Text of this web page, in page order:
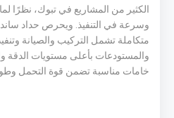
الكثير من المشاريع في تبوك، نظرًا
وسرعة في التنفيذ. ويحرص حداد
متكاملة تشمل التركيب والصيانة
والمستودعات بأعلى مستويات الدقة
خامات مناسبة تضمن قوة التحمل